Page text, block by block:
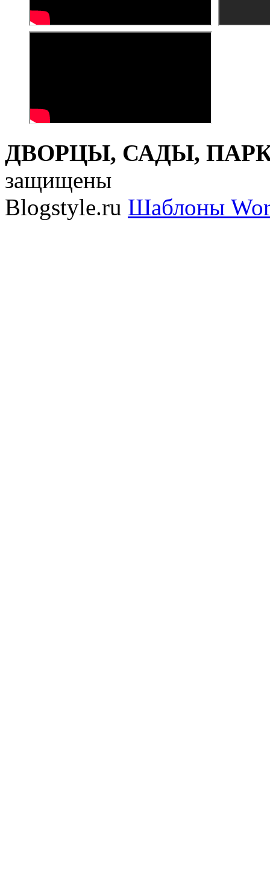
ДВОРЦЫ, САДЫ,
защищены
Blogstyle.ru Шаблоны